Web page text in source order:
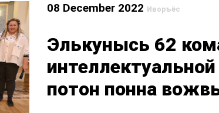
08 December 2022 Иворъёс
Элькунысь 62
потон понна